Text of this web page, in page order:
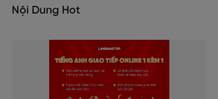
Nội Dung Hot